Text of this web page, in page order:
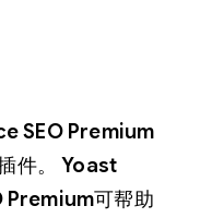
SEO Premium
件。Yoast
Premium可帮助